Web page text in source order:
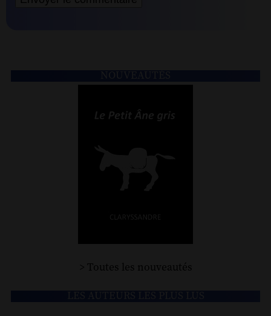
> Toutes les nouveautés